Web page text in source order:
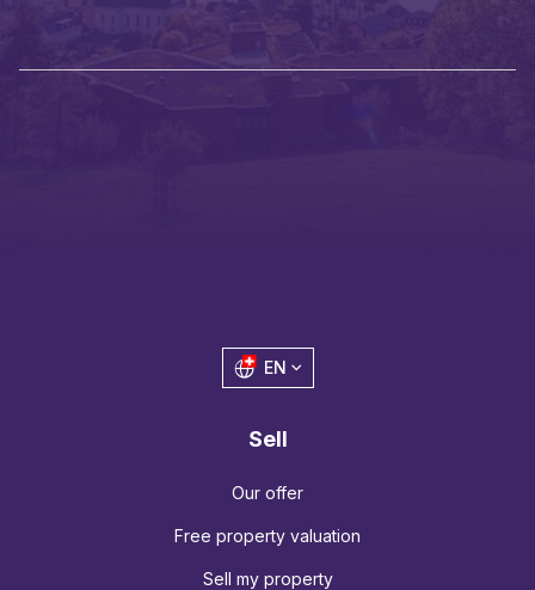
EN
Sell
Our offer
Free property valuation
Sell my property